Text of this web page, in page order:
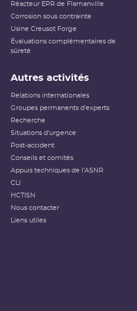
Réacteur EPR de Flamanville
Corrosion sous contrainte
Usine Creusot Forge
Évaluations complémentaires de
sûreté
Autres activités
Relations internationales
Groupes permanents d'experts
Recherche
Situations d'urgence
Post-accident
Conseils et comités
Appuis techniques de l'ASNR
CLI
HCTISN
Nous contacter
Liens utiles